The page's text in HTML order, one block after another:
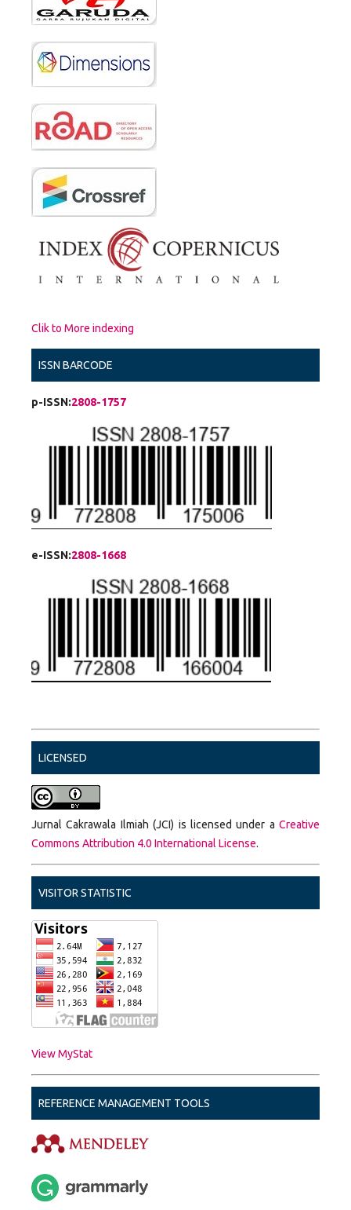
Clik to More indexing
ISSN BARCODE
p-ISSN:2808-1757
e-ISSN:2808-1668
LICENSED
Jurnal Cakrawala Ilmiah (JCI) is licensed under aCreative
Commons Attribution 4.0 International License.
VISITOR STATISTIC
View MyStat
REFERENCE MANAGEMENT TOOLS